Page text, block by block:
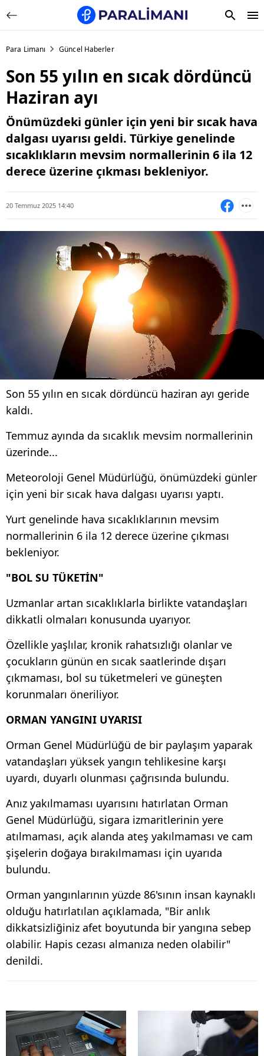
Para Limanı Güncel Haberler
Son 55 yılın en sıcak dördüncü
Haziran ayı
Önümüzdeki günler için yeni bir sıcak hava
dalgası uyarısı geldi. Türkiye genelinde
sıcaklıkların mevsim normallerinin 6 ila 12
derece üzerine çıkması bekleniyor.
20 Temmuz 2025 14:40
Son 55 yılın en sıcak dördüncü haziran ayı geride
kaldı.
Temmuz ayında da sıcaklık mevsim normallerinin
üzerinde...
Meteoroloji Genel Müdürlüğü, önümüzdeki günler
için yeni bir sıcak hava dalgası uyarısı yaptı.
Yurt genelinde hava sıcaklıklarının mevsim
normallerinin 6 ila 12 derece üzerine çıkması
bekleniyor.
"BOL SU TÜKETİN"
Uzmanlar artan sıcaklıklarla birlikte vatandaşları
dikkatli olmaları konusunda uyarıyor.
Özellikle yaşlılar, kronik rahatsızlığı olanlar ve
çocukların günün en sıcak saatlerinde dışarı
çıkmaması, bol su tüketmeleri ve güneşten
korunmaları öneriliyor.
ORMAN YANGINI UYARISI
Orman Genel Müdürlüğü de bir paylaşım yaparak
vatandaşları yüksek yangın tehlikesine karşı
uyardı, duyarlı olunması çağrısında bulundu.
Anız yakılmaması uyarısını hatırlatan Orman
Genel Müdürlüğü, sigara izmaritlerinin yere
atılmaması, açık alanda ateş yakılmaması ve cam
şişelerin doğaya bırakılmaması için uyarıda
bulundu.
Orman yangınlarının yüzde 86'sının insan kaynaklı
olduğu hatırlatılan açıklamada, "Bir anlık
dikkatsizliğiniz afet boyutunda bir yangına sebep
olabilir. Hapis cezası almanıza neden olabilir"
denildi.